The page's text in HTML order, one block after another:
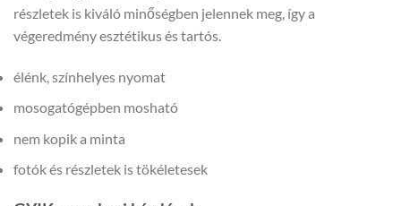
részletek is kiváló minőségben jelennek meg, így a
végeredmény esztétikus és tartós.
élénk, színhelyes nyomat
mosogatógépben mosható
nem kopik a minta
fotók és részletek is tökéletesek